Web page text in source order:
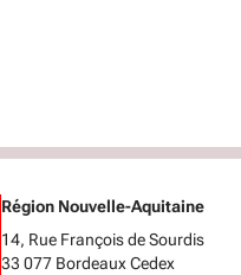
Région Nouvelle-Aquitaine
14, Rue François de Sourdis
33 077 Bordeaux Cedex